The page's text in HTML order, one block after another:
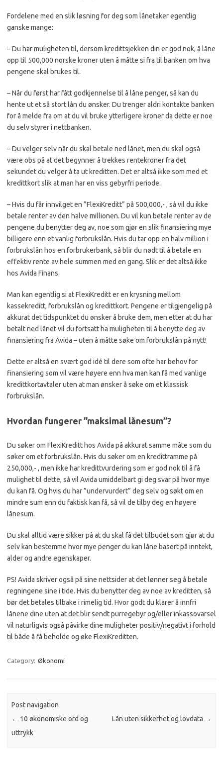
Fordelene med en slik løsning for deg som lånetaker egentlig
ganske mange:
– Du har muligheten til, dersom kredittsjekken din er god nok, å låne
opp til 500,000 norske kroner uten å måtte si fra til banken om hva
pengene skal brukes til.
– Når du først har fått godkjennelse til å låne penger, så kan du
hente ut et så stort lån du ønsker. Du trenger aldri kontakte banken
for å melde fra om at du vil bruke ytterligere kroner da dette er noe
du selv styrer i nettbanken.
– Du velger selv når du skal betale ned lånet, men du skal også
være obs på at det begynner å trekkes rentekroner fra det
sekundet du velger å ta ut kreditten. Det er altså ikke som med et
kredittkort slik at man har en viss gebyrfri periode.
– Hvis du får innvilget en ”FlexiKreditt” på 500,000,- , så vil du ikke
betale renter av den halve millionen. Du vil kun betale renter av de
pengene du benytter deg av, noe som gjør en slik finansiering mye
billigere enn et vanlig forbrukslån. Hvis du tar opp en halv million i
forbrukslån hos en forbrukerbank, så blir du nødt til å betale en
effektiv rente av hele summen med en gang. Slik er det altså ikke
hos Avida Finans.
Man kan egentlig si at FlexiKreditt er en krysning mellom
kassekreditt, forbrukslån og kredittkort. Pengene er tilgjengelig på
akkurat det tidspunktet du ønsker å bruke dem, men etter at du har
betalt ned lånet vil du fortsatt ha muligheten til å benytte deg av
finansiering fra Avida – uten å måtte søke om forbrukslån på nytt!
Dette er altså en svært god idé til dere som ofte har behov for
finansiering som vil være høyere enn hva man kan få med vanlige
kredittkortavtaler uten at man ønsker å søke om et klassisk
forbrukslån.
Hvordan fungerer ”maksimal lånesum”?
Du søker om FlexiKreditt hos Avida på akkurat samme måte som du
søker om et forbrukslån. Hvis du søker om en kredittramme på
250,000,- , men ikke har kredittvurdering som er god nok til å få
mulighet til dette, så vil Avida umiddelbart gi deg svar på hvor mye
du kan få. Og hvis du har ”undervurdert” deg selv og søkt om en
mindre sum enn du faktisk kan få, så vil de tilby deg en høyere
lånesum.
Du skal alltid være sikker på at du skal få det tilbudet som gjør at du
selv kan bestemme hvor mye penger du kan låne basert på inntekt,
alder og andre egenskaper.
PS! Avida skriver også på sine nettsider at det lønner seg å betale
regningene sine i tide. Hvis du benytter deg av noe av kreditten, så
bør det betales tilbake i rimelig tid. Hvor godt du klarer å innfri
lånene dine uten at det blir sendt purregebyr og/eller inkassovarsel
vil naturligvis også påvirke dine muligheter positiv/negativt i forhold
til både å få beholde og øke FlexiKreditten.
Category: Økonomi
Post navigation
← 10 økonomiske ord og
uttrykk
Lån uten sikkerhet og lovdata →